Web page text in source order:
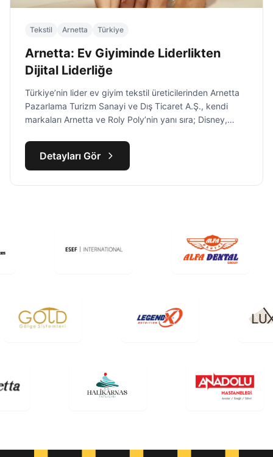
Tekstil Arnetta Türkiye
Arnetta: Ev Giyiminde Liderlikten
Dijital Liderliğe
Türkiye’nin lider ev giyim tekstil üreticilerinden Arnetta
Pazarlama Turizm Sanayi ve Dış Ticaret A.Ş., kendi
markaları Arnetta ve Roly Poly’nin yanı sıra; Disney,
Galatasaray, Beşiktaş, U.S. Polo Assn, Pierre Cardin gibi
dünya çapında güçlü lisanslı markaları bünyesinde
barındırmaktadır.
Detayları Gör